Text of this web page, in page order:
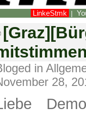
LinkeStmk |
in
28,